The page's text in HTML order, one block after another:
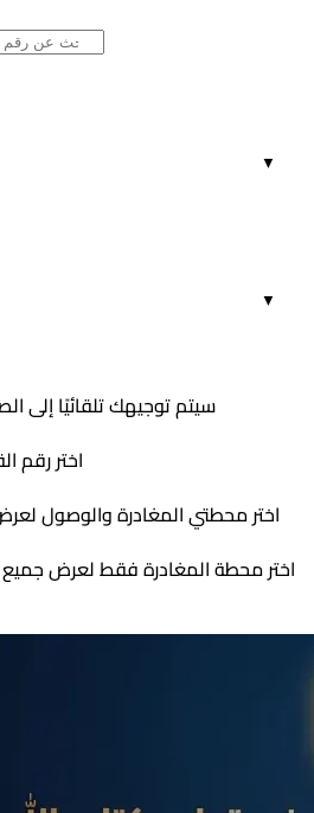
▼
▼
سيتم توجيهك تلقائيًا إلى
اختر رقم
اختر محطتي المغادرة والوصول
اختر محطة المغادرة فقط لعرض